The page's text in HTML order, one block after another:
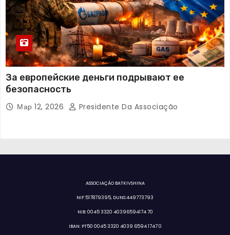
За европейские деньги подрывают ее
безопасность
Мар 12, 2026 Presidente Da Associação
ASSOCIAÇÃO BATKIVSHINA
NIF:517879395, DUNS:449773793
NIB: 0045 3320 40396594174 70
IBAN: PT50 0045 3320 4039 6594 1747 0